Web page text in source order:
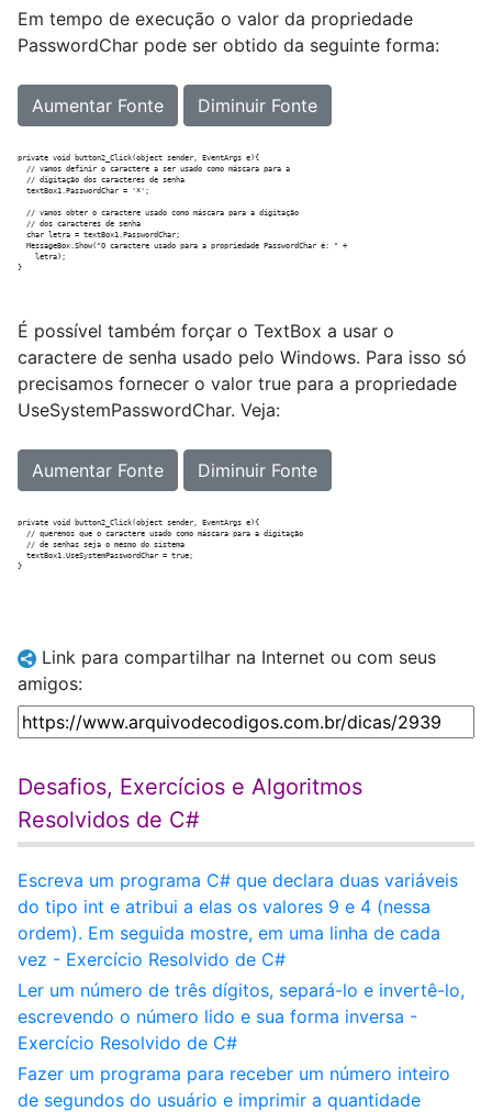
Em tempo de execução o valor da propriedade
PasswordChar pode ser obtido da seguinte forma:
Aumentar Fonte Diminuir Fonte
private void button2_Click(object sender, EventArgs e){
  // vamos definir o caractere a ser usado como máscara para a
  // digitação dos caracteres de senha
  textBox1.PasswordChar = '*';
  // vamos obter o caractere usado como máscara para a digitação
  // dos caracteres de senha
  char letra = textBox1.PasswordChar;
  MessageBox.Show("O caractere usado para a propriedade PasswordChar é: " +
    letra);
É possível também forçar o TextBox a usar o
caractere de senha usado pelo Windows. Para isso só
precisamos fornecer o valor true para a propriedade
UseSystemPasswordChar. Veja:
Aumentar Fonte Diminuir Fonte
private void button2_Click(object sender, EventArgs e){
  // queremos que o caractere usado como máscara para a digitação
  // de senhas seja o mesmo do sistema
  textBox1.UseSystemPasswordChar = true;
Link para compartilhar na Internet ou com seus
amigos:
Desafios, Exercícios e Algoritmos
Resolvidos de C#
Escreva um programa C# que declara duas variáveis
do tipo int e atribui a elas os valores 9 e 4 (nessa
ordem). Em seguida mostre, em uma linha de cada
vez - Exercício Resolvido de C#
Ler um número de três dígitos, separá-lo e invertê-lo,
escrevendo o número lido e sua forma inversa -
Exercício Resolvido de C#
Fazer um programa para receber um número inteiro
de segundos do usuário e imprimir a quantidade